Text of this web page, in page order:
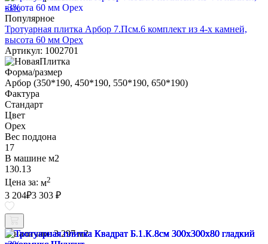
-3%
Популярное
Тротуарная плитка Арбор 7.Псм.6 комплект из 4-х камней,
высота 60 мм Орех
Артикул: 1002701
Форма/размер
Арбор (350*190, 450*190, 550*190, 650*190)
Фактура
Стандарт
Цвет
Орех
Вес поддона
17
В машине м2
130.13
Цена за: м2
3 204₽3 303 ₽
В наличии: 3.297 м2